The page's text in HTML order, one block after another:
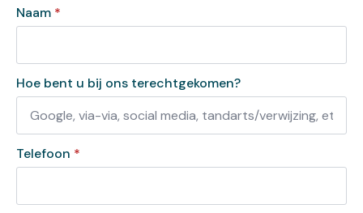
Naam *
Hoe bent u bij ons terechtgekomen?
Telefoon *